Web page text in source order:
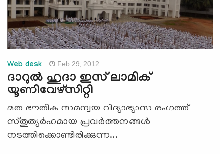
Web desk Feb 29, 2012
ദാറുല്‍ ഹുദാ ഇസ് ലാമിക്
യൂണിവേഴ്‌സിറ്റി
മത ഭൗതിക സമന്വയ വിദ്യാഭ്യാസ രംഗത്ത്
സ്തുത്യര്‍ഹമായ പ്രവര്‍ത്തനങ്ങള്‍
നടത്തിക്കൊണ്ടിരിക്കുന്ന...